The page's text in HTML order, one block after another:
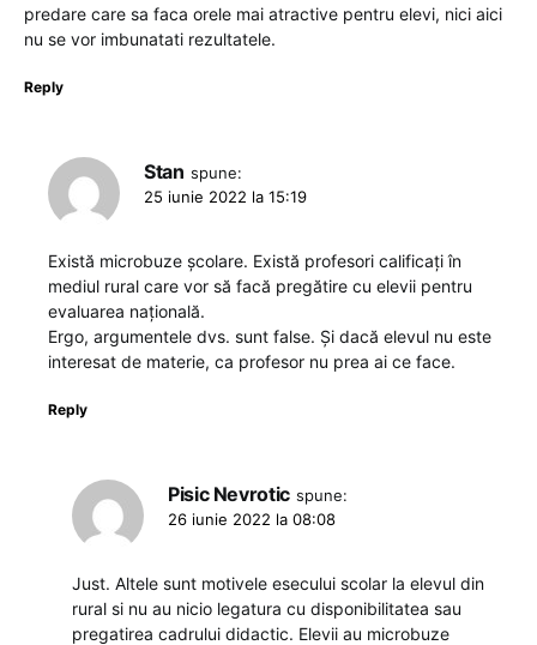
predare care sa faca orele mai atractive pentru elevi, nici aici
nu se vor imbunatati rezultatele.
Reply
Stan spune:
25 iunie 2022 la 15:19
Există microbuze școlare. Există profesori calificați în
mediul rural care vor să facă pregătire cu elevii pentru
evaluarea națională.
Ergo, argumentele dvs. sunt false. Și dacă elevul nu este
interesat de materie, ca profesor nu prea ai ce face.
Reply
Pisic Nevrotic spune:
26 iunie 2022 la 08:08
Just. Altele sunt motivele esecului scolar la elevul din
rural si nu au nicio legatura cu disponibilitatea sau
pregatirea cadrului didactic. Elevii au microbuze